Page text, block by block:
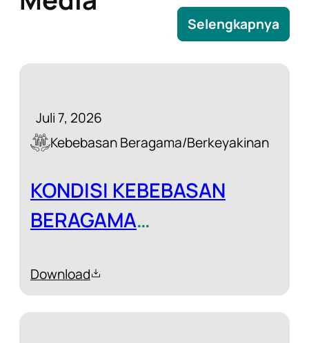
Selengkapnya
Juli 7, 2026
Kebebasan Beragama/Berkeyakinan
KONDISI KEBEBASAN
BERAGAMA
2025
Download